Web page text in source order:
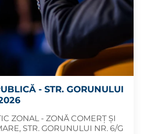
- STR. GORUNULUI
ZONAL - ZONĂ COMERȚ ȘI
STR. GORUNULUI NR. 6/G